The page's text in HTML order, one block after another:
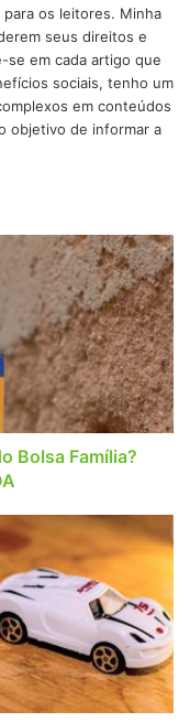
os leitores. Minha
seus direitos e
se em cada artigo que
sociais, tenho um
em conteúdos
objetivo de informar a
Bolsa Família?